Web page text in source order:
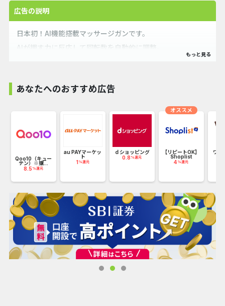
広告の説明
日本初！Al機能搭載マッサージガンです。
AIが押す力に反応して回転数を自動的に調整。
いちいち調節する必要がないので、ながらケアに最適です。
自宅だけでなく、出張先や旅行先でも気軽に使いたい人にぴ
あなたへのおすすめ広告
Qoo10（キュー
テン）※購...
8.5 %還元
au PAYマーケッ
ト
1 %還元
ｄショッピング
0.8 %還元
【リピートOK】
Shoplist
4 %還元
オススメ
ワッ